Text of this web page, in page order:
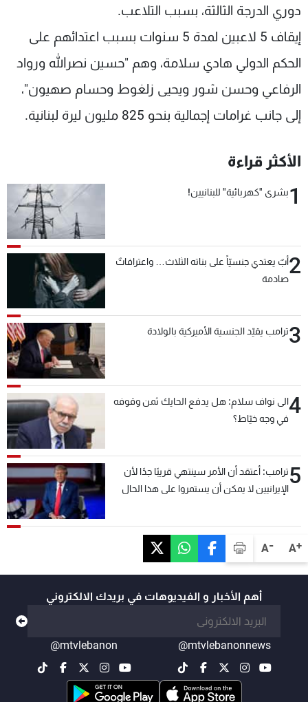
A+
A-
دوري الدرجة الثالثة، بسبب التلاعب.
إيقاف 5 لاعبين لمدة 5 سنوات بسبب اعتدائهم على
الحكم الدولي هادي سلامة، وهم "حسين نصرالله ورواد
الرفاعي وحسن شور ويحيى زلغوط وحسام صهيون"،
إلى جانب غرامات إجمالية بنحو 825 مليون ليرة لبنانية.
الأكثر قراءة
1بشرى "كهربائية" للبنانيين!
2أبٌ يعتدي جنسيّاً على بناته الثلاث… واعترافاتٌ
صادمة
3ترامب يقيّد الجنسية الأميركية بالولادة
4الى نواف سلام: هل يدفع الحايك ثمن وقوفه
في وجه خيّاط؟
5ترامب: أعتقد أن الأمر سينتهي قريبًا جدًا لأن
الإيرانيين لا يمكن أن يستمروا على هذا الحال
أهم الأخبار و الفيديوهات في بريدك الالكتروني
@mtvlebanonnews
@mtvlebanon